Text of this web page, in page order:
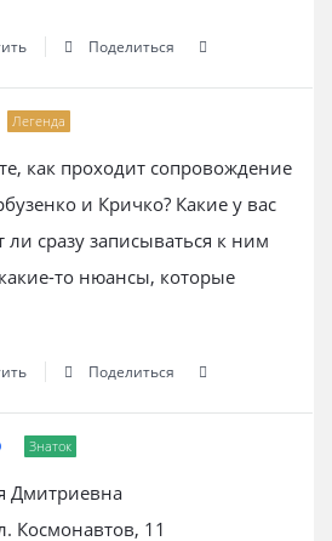
Поделиться
Легенда
как проходит сопровождение
и Кричко? Какие у вас
ли сразу записываться к ним
то нюансы, которые
Поделиться
Знаток
Дмитриевна
Космонавтов, 11